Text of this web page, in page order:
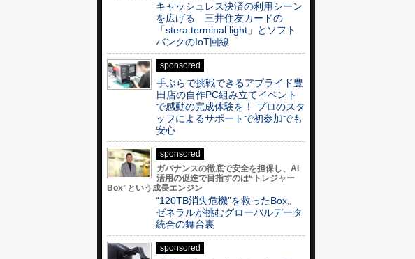
キャッシュレス決済の利用シーン
を広げる 三井住友カードの
「stera terminal light」とソフト
バンクのIoT回線
sponsored
手ぶらで挑戦できるアプライド豊
田店の自作PC組み立てイベント
で感動の完成体験を！ プロのスタ
ッフによるサポートで初参加でも
安心
sponsored
ガバナンスの徹底で安全を担保し、AI
活用の促進で目指すのは“トレジャー
Box”という成長エンジン
“120TB消失危機”を救ったBox。
ゼネラルが挑むグローバルデータ
統合の舞台裏
sponsored